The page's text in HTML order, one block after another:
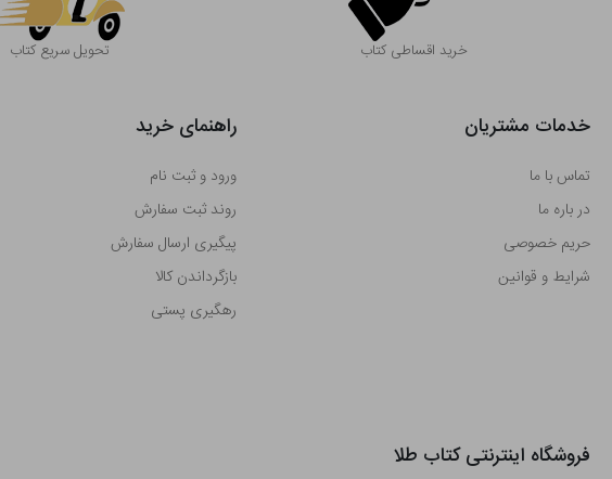
خرید اقساطی کتاب تحویل سریع کتاب
خدمات مشتریان
تماس با ما
در باره ما
حریم خصوصی
شرایط و قوانین
راهنمای خرید
ورود و ثبت نام
روند ثبت سفارش
پیگیری ارسال سفارش
بازگرداندن کالا
رهگیری پستی
فروشگاه اینترنتی کتاب طلا